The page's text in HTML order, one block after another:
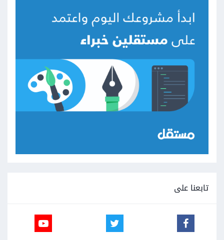
تابعنا على